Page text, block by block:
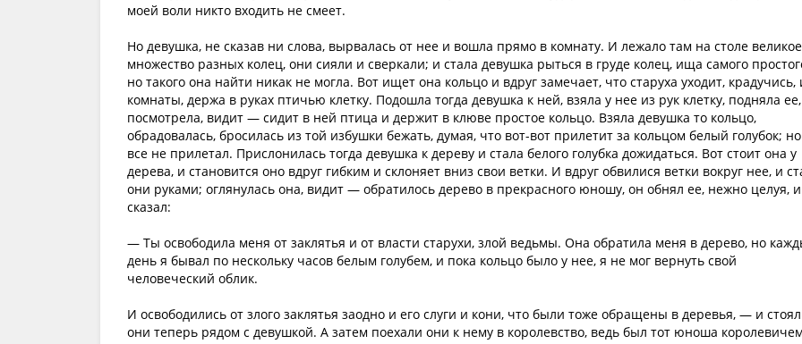
моей воли никто входить не смеет.
Но девушка, не сказав ни слова, вырвалась от нее и вошла прямо в комнату. И лежало там на столе великое
множество разных колец, они сияли и сверкали; и стала девушка рыться в груде колец, ища самого
но такого она найти никак не могла. Вот ищет она кольцо и вдруг замечает, что старуха уходит, крадучись,
комнаты, держа в руках птичью клетку. Подошла тогда девушка к ней, взяла у нее из рук клетку, подняла ее,
посмотрела, видит — сидит в ней птица и держит в клюве простое кольцо. Взяла девушка то кольцо,
обрадовалась, бросилась из той избушки бежать, думая, что вот-вот прилетит за кольцом белый голубок;
все не прилетал. Прислонилась тогда девушка к дереву и стала белого голубка дожидаться. Вот стоит она у
дерева, и становится оно вдруг гибким и склоняет вниз свои ветки. И вдруг обвилися ветки вокруг нее, и
они руками; оглянулась она, видит — обратилось дерево в прекрасного юношу, он обнял ее, нежно целуя, и
сказал:
— Ты освободила меня от заклятья и от власти старухи, злой ведьмы. Она обратила меня в дерево, но
день я бывал по нескольку часов белым голубем, и пока кольцо было у нее, я не мог вернуть свой
человеческий облик.
И освободились от злого заклятья заодно и его слуги и кони, что были тоже обращены в деревья, — и
они теперь рядом с девушкой. А затем поехали они к нему в королевство, ведь был тот юноша